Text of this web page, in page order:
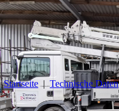
Startseite Technische Daten